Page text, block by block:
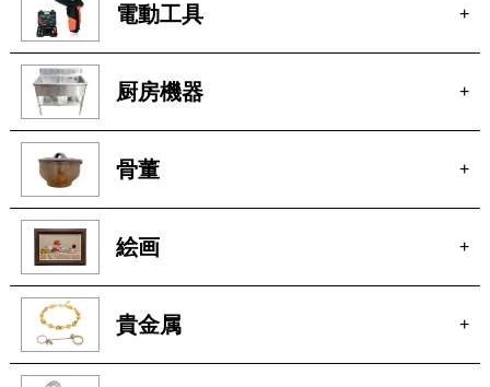
電動工具 +
厨房機器 +
骨董 +
絵画 +
貴金属 +